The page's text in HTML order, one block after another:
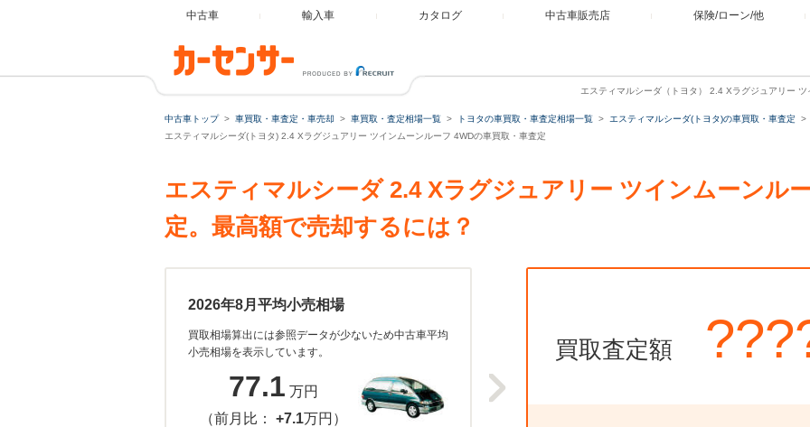
中古車 輸入車 カタログ 中古車販売店 保険/ローン/他
エスティマルシーダ（トヨタ） 2.4 Xラグジュアリー
中古車トップ 車買取・車査定・車売却 車買取・査定相場一覧 トヨタの車買取・車査定相場一覧
エスティマルシーダ(トヨタ)の車買取・車査定
エスティマルシーダ(トヨタ) 2.4 Xラグジュアリー ツインムーンルーフ 4WDの車買取・車査定
エスティマルシーダ 2.4 Xラグジュアリー ツインムーンル
定。最高額で売却するには？
2026年8月平均小売相場
買取相場算出には参照データが少ないため中古車平均
小売相場を表示しています。
77.1 万円
（前月比： +7.1万円）
買取査定額